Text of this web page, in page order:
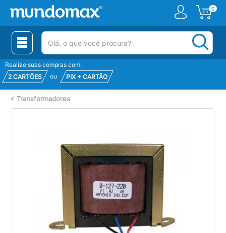
0
(pesquisar)
Realize suas compras com:
2 CARTÕES
ou PIX + CARTÃO
< Transformadores